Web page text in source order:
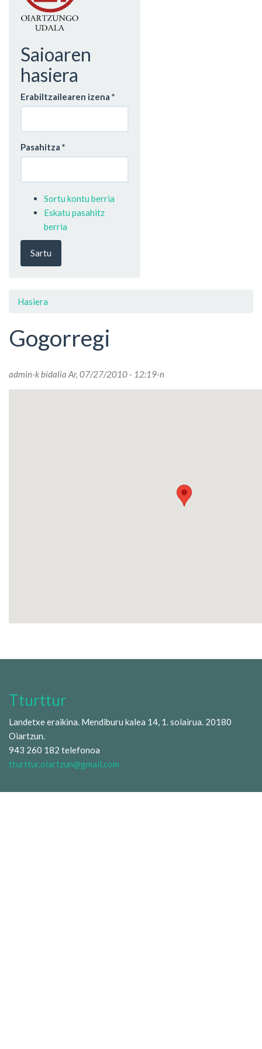
Saioaren
hasiera
Erabiltzailearen izena *
Pasahitza *
Sortu kontu berria
Eskatu pasahitz
berria
Sartu
Hasiera
Gogorregi
admin-k bidalia Ar, 07/27/2010 - 12:19-n
Tturttur
Landetxe eraikina. Mendiburu kalea 14, 1. solairua. 20180
Oiartzun.
943 260 182 telefonoa
tturttur.oiartzun@gmail.com